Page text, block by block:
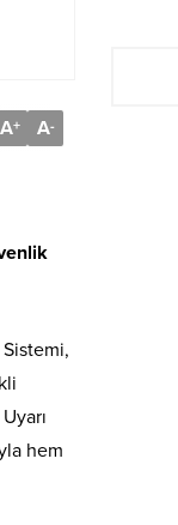
A+ A-
Sistemi,
hem